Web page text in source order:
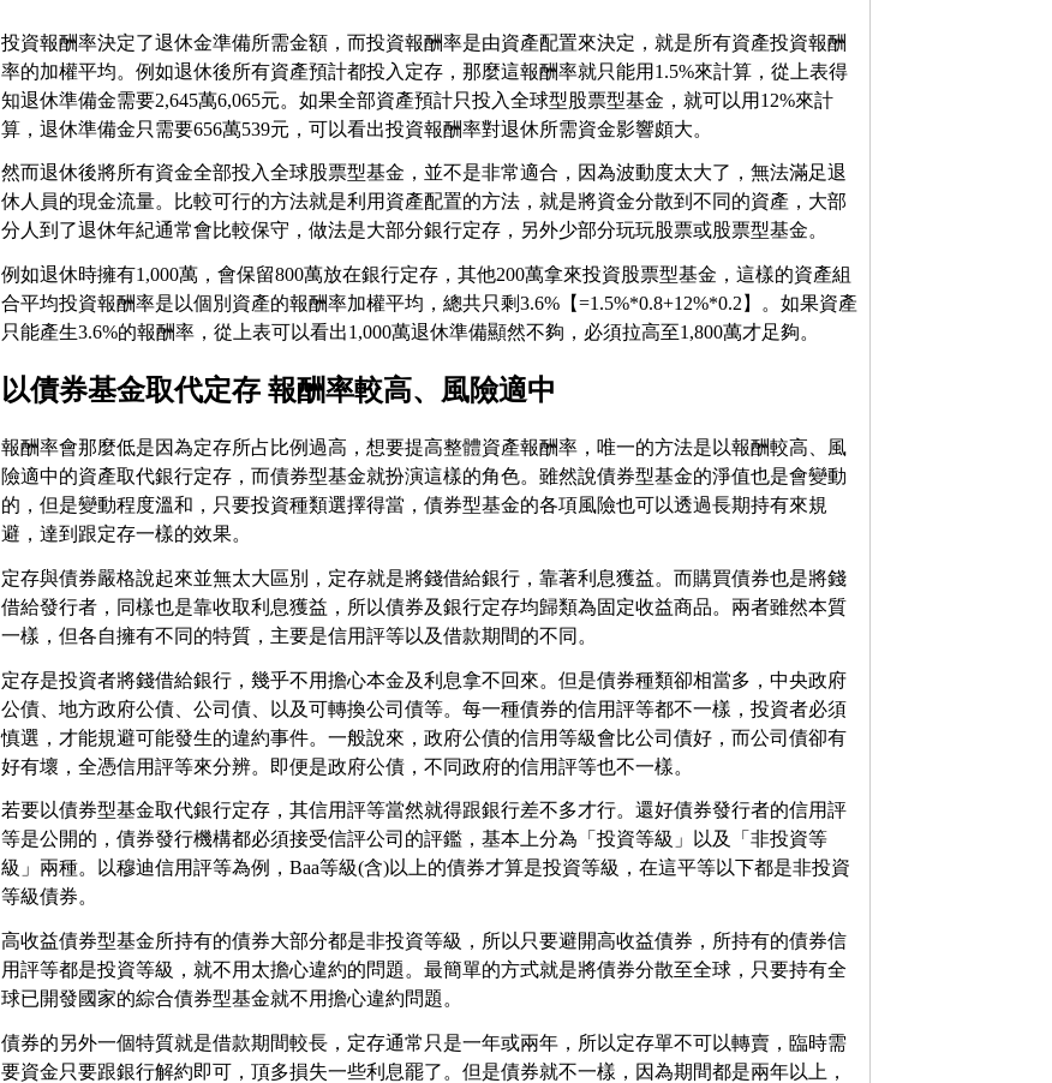
投資報酬率決定了退休金準備所需金額，而投資報酬率是由資產配置來決定，就是所有資產投資報酬
率的加權平均。例如退休後所有資產預計都投入定存，那麼這報酬率就只能用1.5%來計算，從上表得
知退休準備金需要2,645萬6,065元。如果全部資產預計只投入全球型股票型基金，就可以用12%來計
算，退休準備金只需要656萬539元，可以看出投資報酬率對退休所需資金影響頗大。
然而退休後將所有資金全部投入全球股票型基金，並不是非常適合，因為波動度太大了，無法滿足退
休人員的現金流量。比較可行的方法就是利用資產配置的方法，就是將資金分散到不同的資產，大部
分人到了退休年紀通常會比較保守，做法是大部分銀行定存，另外少部分玩玩股票或股票型基金。
例如退休時擁有1,000萬，會保留800萬放在銀行定存，其他200萬拿來投資股票型基金，這樣的資產組
合平均投資報酬率是以個別資產的報酬率加權平均，總共只剩3.6%【=1.5%*0.8+12%*0.2】。如果資產
只能產生3.6%的報酬率，從上表可以看出1,000萬退休準備顯然不夠，必須拉高至1,800萬才足夠。
以債券基金取代定存 報酬率較高、風險適中
報酬率會那麼低是因為定存所占比例過高，想要提高整體資產報酬率，唯一的方法是以報酬較高、風
險適中的資產取代銀行定存，而債券型基金就扮演這樣的角色。雖然說債券型基金的淨值也是會變動
的，但是變動程度溫和，只要投資種類選擇得當，債券型基金的各項風險也可以透過長期持有來規
避，達到跟定存一樣的效果。
定存與債券嚴格說起來並無太大區別，定存就是將錢借給銀行，靠著利息獲益。而購買債券也是將錢
借給發行者，同樣也是靠收取利息獲益，所以債券及銀行定存均歸類為固定收益商品。兩者雖然本質
一樣，但各自擁有不同的特質，主要是信用評等以及借款期間的不同。
定存是投資者將錢借給銀行，幾乎不用擔心本金及利息拿不回來。但是債券種類卻相當多，中央政府
公債、地方政府公債、公司債、以及可轉換公司債等。每一種債券的信用評等都不一樣，投資者必須
慎選，才能規避可能發生的違約事件。一般說來，政府公債的信用等級會比公司債好，而公司債卻有
好有壞，全憑信用評等來分辨。即便是政府公債，不同政府的信用評等也不一樣。
若要以債券型基金取代銀行定存，其信用評等當然就得跟銀行差不多才行。還好債券發行者的信用評
等是公開的，債券發行機構都必須接受信評公司的評鑑，基本上分為「投資等級」以及「非投資等
級」兩種。以穆迪信用評等為例，Baa等級(含)以上的債券才算是投資等級，在這平等以下都是非投資
等級債券。
高收益債券型基金所持有的債券大部分都是非投資等級，所以只要避開高收益債券，所持有的債券信
用評等都是投資等級，就不用太擔心違約的問題。最簡單的方式就是將債券分散至全球，只要持有全
球已開發國家的綜合債券型基金就不用擔心違約問題。
債券的另外一個特質就是借款期間較長，定存通常只是一年或兩年，所以定存單不可以轉賣，臨時需
要資金只要跟銀行解約即可，頂多損失一些利息罷了。但是債券就不一樣，因為期間都是兩年以上，